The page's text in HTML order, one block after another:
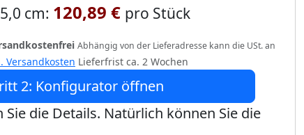
cm: 120,89 € pro Stück
Abhängig von der Lieferadresse kann die USt. an
Versandkosten Lieferfrist ca. 2 Wochen
2: Konfigurator öffnen
die Details. Natürlich können Sie die